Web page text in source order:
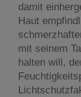
damit
Haut
mit seinem
halten will,